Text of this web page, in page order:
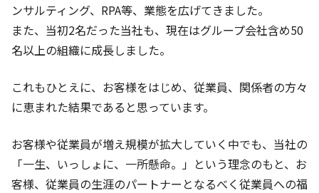
ンサルティング、RPA等、業態を広げてきました。
また、当初2名だった当社も、現在はグループ会社含め50
名以上の組織に成長しました。
これもひとえに、お客様をはじめ、従業員、関係者の方々
に恵まれた結果であると思っています。
お客様や従業員が増え規模が拡大していく中でも、当社の
「一生、いっしょに、一所懸命。」という理念のもと、お
客様、従業員の生涯のパートナーとなるべく従業員への福